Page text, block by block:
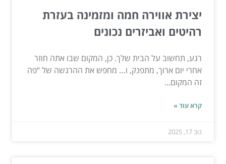
יצירת אווירה חמה ומזמינה בעזרת
רהיטים ואביזרים נכונים
רגע, תחשוב על הבית שלך. כן, המקום שבו אתה חוזר
אחרי יום ארוך, מתפנק, ו… מחפש את ההרגשה של “פה
זה המקום...
קרא עוד »
נוב 17, 2025